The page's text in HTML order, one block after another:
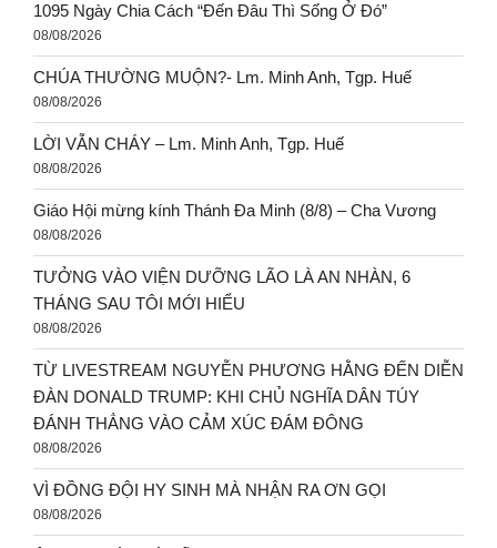
1095 Ngày Chia Cách “Đến Đâu Thì Sống Ở Đó”
08/08/2026
CHÚA THƯỜNG MUỘN?- Lm. Minh Anh, Tgp. Huế
08/08/2026
LỜI VẪN CHÁY – Lm. Minh Anh, Tgp. Huế
08/08/2026
Giáo Hội mừng kính Thánh Đa Minh (8/8) – Cha Vương
08/08/2026
TƯỞNG VÀO VIỆN DƯỠNG LÃO LÀ AN NHÀN, 6
THÁNG SAU TÔI MỚI HIỂU
08/08/2026
TỪ LIVESTREAM NGUYỄN PHƯƠNG HẰNG ĐẾN DIỄN
ĐÀN DONALD TRUMP: KHI CHỦ NGHĨA DÂN TÚY
ĐÁNH THẲNG VÀO CẢM XÚC ĐÁM ĐÔNG
08/08/2026
VÌ ĐỒNG ĐỘI HY SINH MÀ NHẬN RA ƠN GỌI
08/08/2026